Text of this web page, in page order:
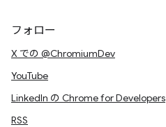
フォロー
X での @ChromiumDev
YouTube
LinkedIn の Chrome for Developers
RSS